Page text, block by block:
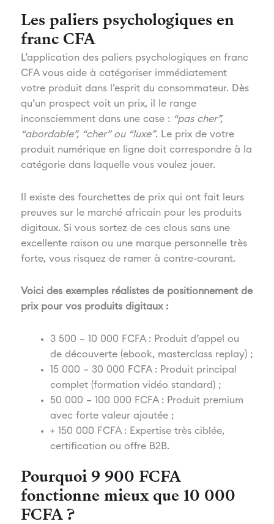
Les paliers psychologiques en
franc CFA
L’application des paliers psychologiques en franc
CFA vous aide à catégoriser immédiatement
votre produit dans l’esprit du consommateur. Dès
qu’un prospect voit un prix, il le range
inconsciemment dans une case : “pas cher”,
“abordable”, “cher” ou “luxe”. Le prix de votre
produit numérique en ligne doit correspondre à la
catégorie dans laquelle vous voulez jouer.
Il existe des fourchettes de prix qui ont fait leurs
preuves sur le marché africain pour les produits
digitaux. Si vous sortez de ces clous sans une
excellente raison ou une marque personnelle très
forte, vous risquez de ramer à contre-courant.
Voici des exemples réalistes de positionnement de
prix pour vos produits digitaux :
3 500 – 10 000 FCFA : Produit d’appel ou
de découverte (ebook, masterclass replay) ;
15 000 – 30 000 FCFA : Produit principal
complet (formation vidéo standard) ;
50 000 – 100 000 FCFA : Produit premium
avec forte valeur ajoutée ;
+ 150 000 FCFA : Expertise très ciblée,
certification ou offre B2B.
Pourquoi 9 900 FCFA
fonctionne mieux que 10 000
FCFA ?